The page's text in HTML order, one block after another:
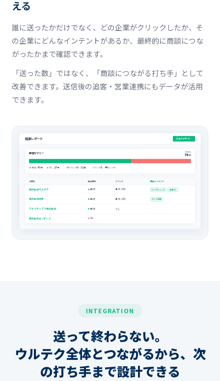
結果レポート エクスポート
配信サマリー 総件数
74件
成功: 47件 NG: 27件 総クリック数: 12回 クリック率: 4%(2/47件)
企業名 配信結果 クリック 検出インテント
株式会社ウルテク 成功 あり (3回) マーケティング 営業DX
株式会社DMP 成功 あり (1回) データ分析
アナリティクス株式会社 成功 なし -
株式会社エンゲージ NG - -
える
誰に送ったかだけでなく、どの企業がクリックしたか、そ
の企業にどんなインテントがあるか、最終的に商談につな
がったかまで確認できます。
「送った数」ではなく、「商談につながる打ち手」として
改善できます。送信後の追客・営業連携にもデータが活用
できます。
INTEGRATION
送って終わらない。
ウルテク全体とつながるから、次
の打ち手まで設計できる